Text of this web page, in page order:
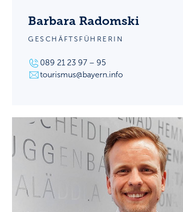
Barbara Radomski
GESCHÄFTSFÜHRERIN
089 21 23 97 – 95
tourismus@bayern.info